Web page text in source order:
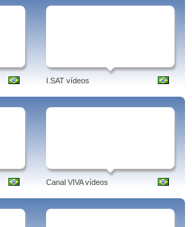
I.SAT vídeos
Canal VIVA vídeos